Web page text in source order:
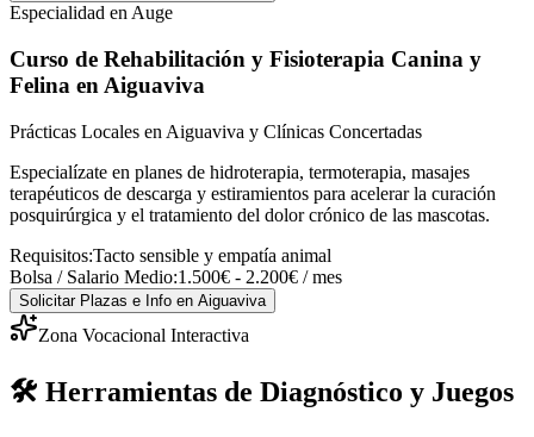
Especialidad en Auge
Curso de Rehabilitación y Fisioterapia Canina y
Felina en Aiguaviva
Prácticas Locales en Aiguaviva y Clínicas Concertadas
Especialízate en planes de hidroterapia, termoterapia, masajes
terapéuticos de descarga y estiramientos para acelerar la curación
posquirúrgica y el tratamiento del dolor crónico de las mascotas.
Requisitos:Tacto sensible y empatía animal
Bolsa / Salario Medio:1.500€ - 2.200€ / mes
Solicitar Plazas e Info en Aiguaviva
Zona Vocacional Interactiva
🛠️ Herramientas de Diagnóstico y Juegos